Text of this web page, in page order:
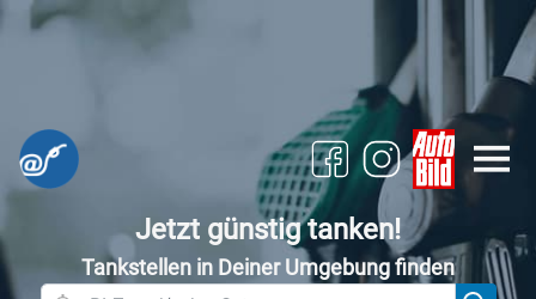
Jetzt günstig tanken!
Tankstellen in Deiner Umgebung finden